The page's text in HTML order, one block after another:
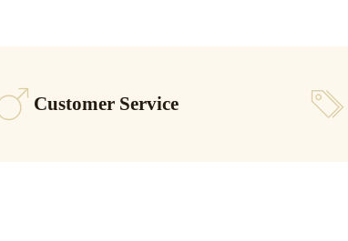
Customer Service